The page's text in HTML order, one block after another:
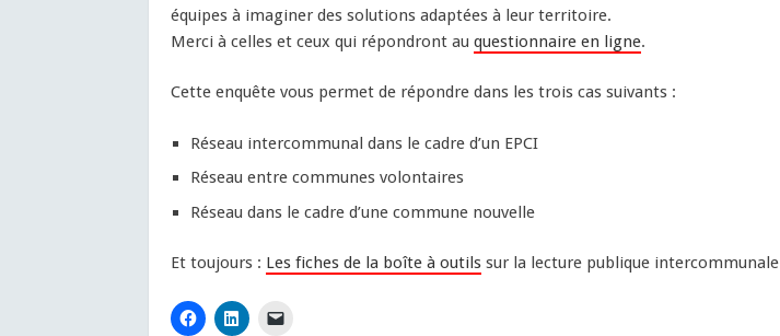
équipes à imaginer des solutions adaptées à leur territoire.
Merci à celles et ceux qui répondront au questionnaire en ligne.
Cette enquête vous permet de répondre dans les trois cas suivants :
Réseau intercommunal dans le cadre d’un EPCI
Réseau entre communes volontaires
Réseau dans le cadre d’une commune nouvelle
Et toujours : Les fiches de la boîte à outils sur la lecture publique intercommunale